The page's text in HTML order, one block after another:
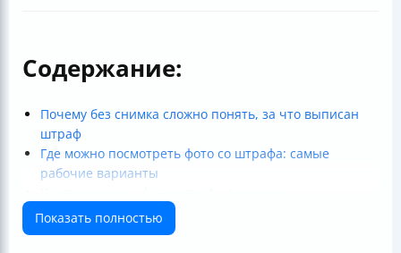
Содержание:
Почему без снимка сложно понять, за что выписан
штраф
Где можно посмотреть фото со штрафа: самые
рабочие варианты
постановления (быстро и точно)
Что делать, если бумажное постановление не пришло
Показать полностью